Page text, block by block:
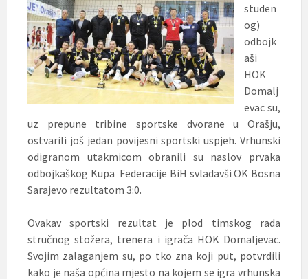
studen
og)
odbojk
aši
HOK
Domalj
evac su,
uz prepune tribine sportske dvorane u Orašju,
ostvarili još jedan povijesni sportski uspjeh. Vrhunski
odigranom utakmicom obranili su naslov prvaka
odbojkaškog Kupa Federacije BiH svladavši OK Bosna
Sarajevo rezultatom 3:0.
Ovakav sportski rezultat je plod timskog rada
stručnog stožera, trenera i igrača HOK Domaljevac.
Svojim zalaganjem su, po tko zna koji put, potvrdili
kako je naša općina mjesto na kojem se igra vrhunska